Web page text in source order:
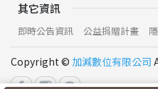
其它資訊
即時公告資訊 公益捐贈計畫
Copyright © 加減數位有限公司